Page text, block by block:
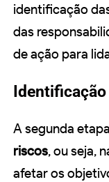
identificação
das
de ação para
A segunda
riscos, ou seja,
afetar os